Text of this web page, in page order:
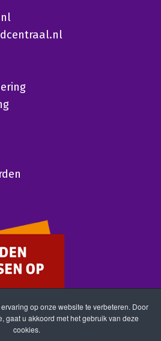
op onze website te verbeteren. Door
gaat u akkoord met het gebruik van deze
cookies.